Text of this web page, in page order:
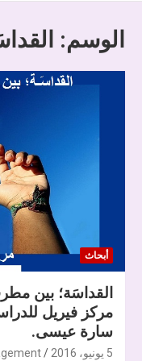
الوسم:
أبحاث
القداسَة؛ بين
مركز فيريل
سارة عيسى.
5 يونيو، 2016